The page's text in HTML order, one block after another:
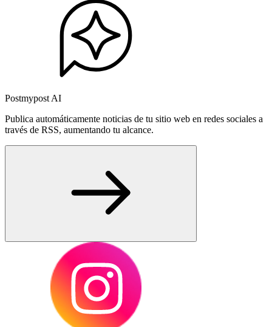
Postmypost AI
Publica automáticamente noticias de tu sitio web en redes sociales a
través de RSS, aumentando tu alcance.